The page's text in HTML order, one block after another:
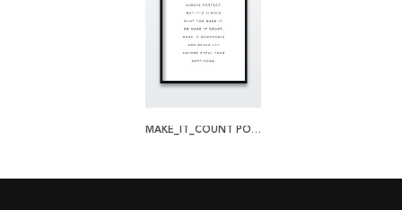
MAKE_IT_COUNT POSTER